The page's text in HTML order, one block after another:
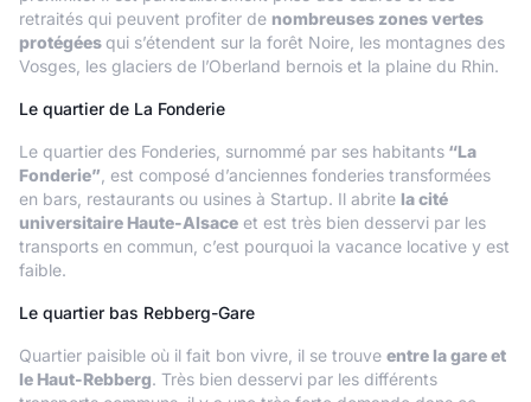
retraités qui peuvent profiter de nombreuses zones vertes
protégéesqui s’étendent sur la forêt Noire, les montagnes des
Vosges, les glaciers de l’Oberland bernois et la plaine du Rhin.
Le quartier de La Fonderie
Le quartier des Fonderies, surnommé par ses habitants “La
Fonderie” , est composé d’anciennes fonderies transformées
en bars, restaurants ou usines à Startup. Il abrite la cité
universitaire Haute-Alsace et est très bien desservi par les
transports en commun, c’est pourquoi la vacance locative y est
faible.
Le quartier bas Rebberg-Gare
Quartier paisible où il fait bon vivre, il se trouve entre la gare et
le Haut-Rebberg. Très bien desservi par les différents